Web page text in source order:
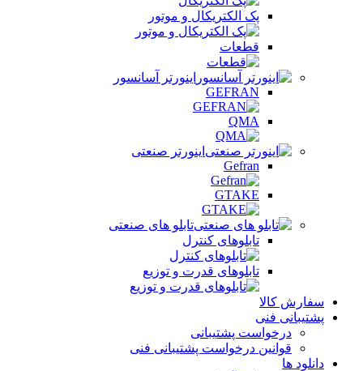
پک الکتریکال و موتور
قطعات
اینورتر آسانسور
GEFRAN
QMA
اینورتر صنعتی
Gefran
GTAKE
تابلو های صنعتی
تابلوهای کنترل
تابلوهای قدرت و توزیع
سفارش کالا
پشتیبانی فنی
درخواست پشتیبانی
قوانین درخواست پشتیبانی فنی
دانلود ها